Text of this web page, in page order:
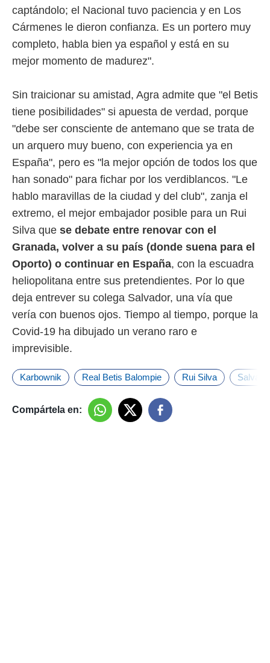
captándolo; el Nacional tuvo paciencia y en Los
Cármenes le dieron confianza. Es un portero muy
completo, habla bien ya español y está en su
mejor momento de madurez".
Sin traicionar su amistad, Agra admite que "el Betis
tiene posibilidades" si apuesta de verdad, porque
"debe ser consciente de antemano que se trata de
un arquero muy bueno, con experiencia ya en
España", pero es "la mejor opción de todos los que
han sonado" para fichar por los verdiblancos. "Le
hablo maravillas de la ciudad y del club", zanja el
extremo, el mejor embajador posible para un Rui
Silva que se debate entre renovar con el
Granada, volver a su país (donde suena para el
Oporto) o continuar en España, con la escuadra
heliopolitana entre sus pretendientes. Por lo que
deja entrever su colega Salvador, una vía que
vería con buenos ojos. Tiempo al tiempo, porque la
Covid-19 ha dibujado un verano raro e
imprevisible.
Karbownik Real Betis Balompie Rui Silva
Compártela en: